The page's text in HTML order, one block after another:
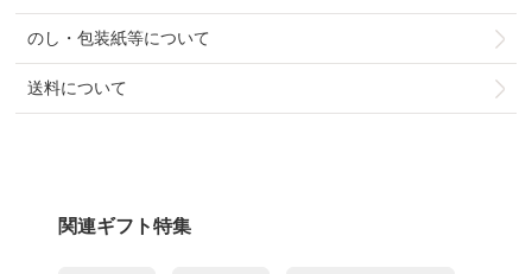
のし・包装紙等について
送料について
関連ギフト特集